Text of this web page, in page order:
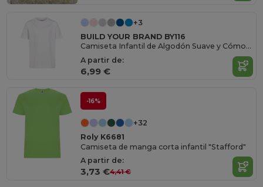
+3
BUILD YOUR BRAND BY116
Camiseta Infantil de Algodón Suave y Cómoda
A partir de:
6,99 €
-16%
+32
Roly K6681
Camiseta de manga corta infantil "Stafford"
A partir de:
3,73 €4,41 €